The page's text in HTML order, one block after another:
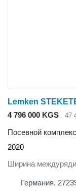
Lemken
4 796 000 KGS
47
Посевной комплекс
2020
Ширина
Германия,